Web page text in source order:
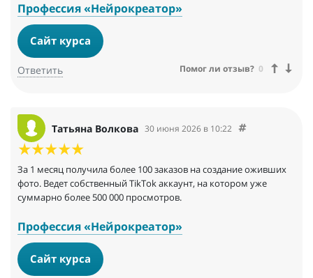
Профессия «Нейрокреатор»
Сайт курса
Ответить Помог ли отзыв? 0
Татьяна Волкова 30 июня 2026 в 10:22
За 1 месяц получила более 100 заказов на создание оживших
фото. Ведет собственный TikTok аккаунт, на котором уже
суммарно более 500 000 просмотров.
Профессия «Нейрокреатор»
Сайт курса